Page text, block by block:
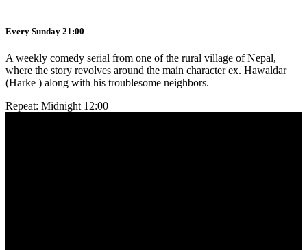
Every Sunday 21:00
A weekly comedy serial from one of the rural village of Nepal,
where the story revolves around the main character ex. Hawaldar
(Harke ) along with his troublesome neighbors.
Repeat: Midnight 12:00